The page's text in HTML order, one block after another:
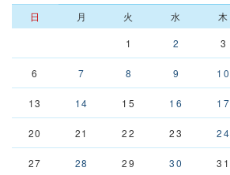
日 月 火 水 木
1
2 3
6 7 8 9 10
13 14 15 16 17
20 21 22 23 24
27 28 29 30 31